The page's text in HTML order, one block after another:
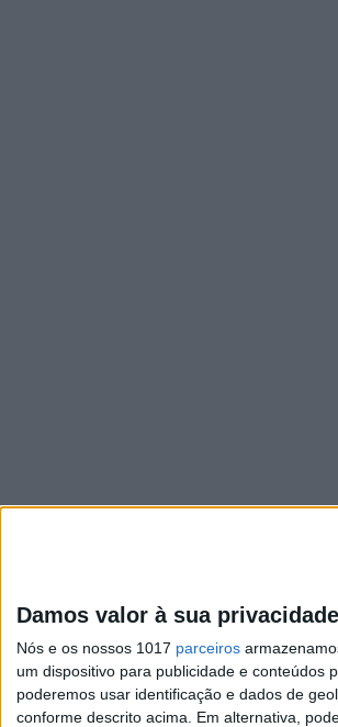
Damos valor à sua privacidade
Nós e os nossos 1017 parceiros
um dispositivo para publicidade e conteúdos
poderemos usar identificação e dados de
conforme descrito acima. Em alternativa,